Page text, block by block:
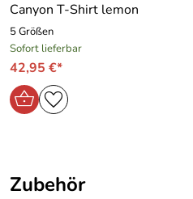
Canyon T-Shirt lemon
5 Größen
Sofort lieferbar
42,95 €*
Zubehör